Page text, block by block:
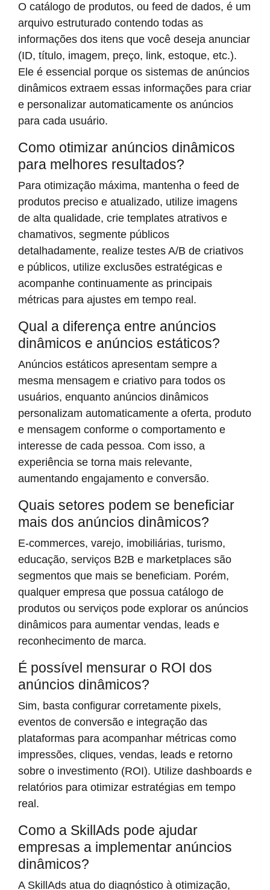
O catálogo de produtos, ou feed de dados, é um
arquivo estruturado contendo todas as
informações dos itens que você deseja anunciar
(ID, título, imagem, preço, link, estoque, etc.).
Ele é essencial porque os sistemas de anúncios
dinâmicos extraem essas informações para criar
e personalizar automaticamente os anúncios
para cada usuário.
Como otimizar anúncios dinâmicos
para melhores resultados?
Para otimização máxima, mantenha o feed de
produtos preciso e atualizado, utilize imagens
de alta qualidade, crie templates atrativos e
chamativos, segmente públicos
detalhadamente, realize testes A/B de criativos
e públicos, utilize exclusões estratégicas e
acompanhe continuamente as principais
métricas para ajustes em tempo real.
Qual a diferença entre anúncios
dinâmicos e anúncios estáticos?
Anúncios estáticos apresentam sempre a
mesma mensagem e criativo para todos os
usuários, enquanto anúncios dinâmicos
personalizam automaticamente a oferta, produto
e mensagem conforme o comportamento e
interesse de cada pessoa. Com isso, a
experiência se torna mais relevante,
aumentando engajamento e conversão.
Quais setores podem se beneficiar
mais dos anúncios dinâmicos?
E-commerces, varejo, imobiliárias, turismo,
educação, serviços B2B e marketplaces são
segmentos que mais se beneficiam. Porém,
qualquer empresa que possua catálogo de
produtos ou serviços pode explorar os anúncios
dinâmicos para aumentar vendas, leads e
reconhecimento de marca.
É possível mensurar o ROI dos
anúncios dinâmicos?
Sim, basta configurar corretamente pixels,
eventos de conversão e integração das
plataformas para acompanhar métricas como
impressões, cliques, vendas, leads e retorno
sobre o investimento (ROI). Utilize dashboards e
relatórios para otimizar estratégias em tempo
real.
Como a SkillAds pode ajudar
empresas a implementar anúncios
dinâmicos?
A SkillAds atua do diagnóstico à otimização,